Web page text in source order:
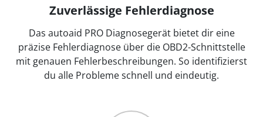
Zuverlässige Fehlerdiagnose
Das autoaid PRO Diagnosegerät bietet dir eine
präzise Fehlerdiagnose über die OBD2-Schnittstelle
mit genauen Fehlerbeschreibungen. So identifizierst
du alle Probleme schnell und eindeutig.